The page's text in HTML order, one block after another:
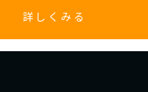
詳しくみる